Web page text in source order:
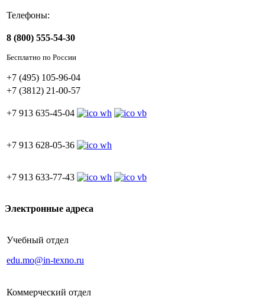
Телефоны:
8 (800) 555-54-30
Бесплатно по России
+7 (495) 105-96-04
+7 (3812) 21-00-57
+7 913 635-45-04
+7 913 628-05-36
+7 913 633-77-43
Электронные адреса
Учебный отдел
edu.mo@in-texno.ru
Коммерческий отдел